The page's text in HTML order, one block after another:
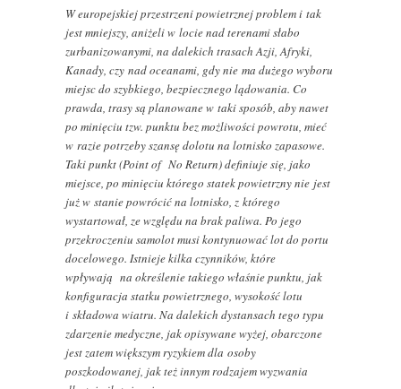
W europejskiej przestrzeni powietrznej problem i tak
jest mniejszy, aniżeli w locie nad terenami słabo
zurbanizowanymi, na dalekich trasach Azji, Afryki,
Kanady, czy nad oceanami, gdy nie ma dużego wyboru
miejsc do szybkiego, bezpiecznego lądowania. Co
prawda, trasy są planowane w taki sposób, aby nawet
po minięciu tzw. punktu bez możliwości powrotu, mieć
w razie potrzeby szansę dolotu na lotnisko zapasowe.
Taki punkt (Point of No Return) definiuje się, jako
miejsce, po minięciu którego statek powietrzny nie jest
już w stanie powrócić na lotnisko, z którego
wystartował, ze względu na brak paliwa. Po jego
przekroczeniu samolot musi kontynuować lot do portu
docelowego. Istnieje kilka czynników, które
wpływają na określenie takiego właśnie punktu, jak
konfiguracja statku powietrznego, wysokość lotu
i składowa wiatru. Na dalekich dystansach tego typu
zdarzenie medyczne, jak opisywane wyżej, obarczone
jest zatem większym ryzykiem dla osoby
poszkodowanej, jak też innym rodzajem wyzwania